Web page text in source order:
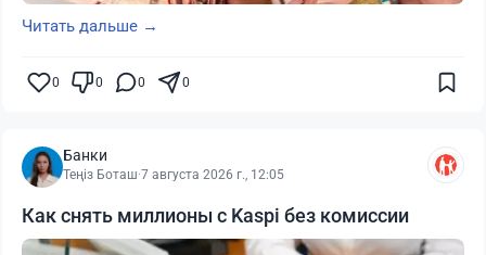
Читать дальше →
0 0 0 0
Банки
Теңіз Боташ·7 августа 2026 г., 12:05
Как снять миллионы с Kaspi без комиссии